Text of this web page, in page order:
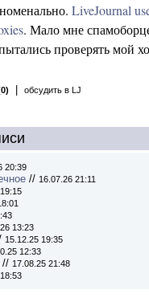
LiveJournal
. Мало мне
проверять мой
обсудить в LJ
20:39
// 16.07.26 21:11
13:23
15.12.25 19:35
12:33
// 17.08.25 21:48